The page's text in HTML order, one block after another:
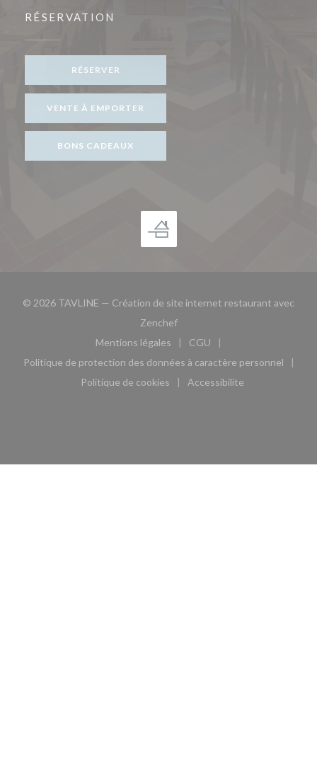
RÉSERVATION
RÉSERVER
VENTE À EMPORTER
BONS CADEAUX
© 2026 TAVLINE — Création de site internet restaurant avec
Zenchef((ouvre une nouvelle fenêtre))
Mentions légales
((ouvre une nouvelle fenêtre))
CGU
((ouvre une nouvelle
Politique de protection des données à caractère personnel
((ouvre une nouvelle fenêtre))
Politique de cookies
((ouvre une nouvelle fenêtre))
Accessibilite